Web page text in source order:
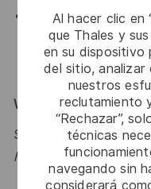
Al hacer clic en
que Thales y
en su dispositivo
del sitio, analizar
nuestros
reclutamiento
“Rechazar”,
técnicas
navegando sin
considerará
Gympass
Why Join Us?
Say HI and learn
here